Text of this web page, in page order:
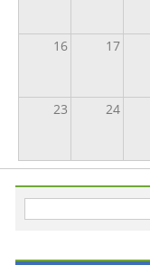
16 17
23 24